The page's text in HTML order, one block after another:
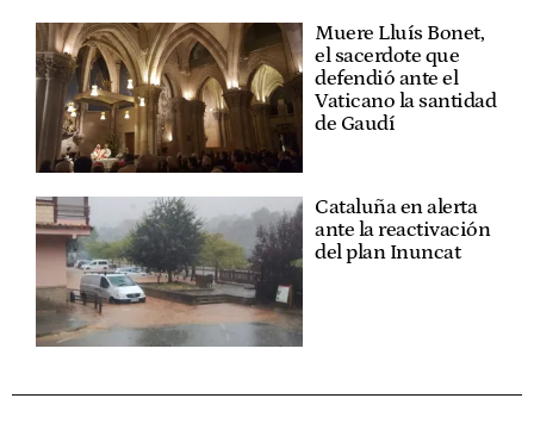
Muere Lluís Bonet,
el sacerdote que
defendió ante el
Vaticano la santidad
de Gaudí
Cataluña en alerta
ante la reactivación
del plan Inuncat